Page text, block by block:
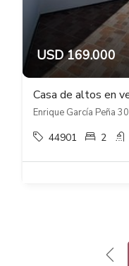
USD 169.000
Enrique García Peña
44901 2